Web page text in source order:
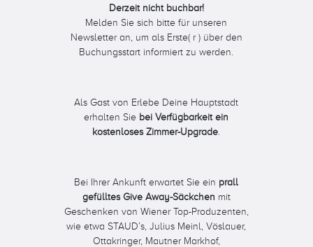
Derzeit nicht buchbar!
Melden Sie sich bitte für unseren
Newsletter an, um als Erste( r ) über den
Buchungsstart informiert zu werden.
Als Gast von Erlebe Deine Hauptstadt
erhalten Sie bei Verfügbarkeit ein
kostenloses Zimmer-Upgrade.
Bei Ihrer Ankunft erwartet Sie ein prall
gefülltes Give Away-Säckchen mit
Geschenken von Wiener Top-Produzenten,
wie etwa STAUD’s, Julius Meinl, Vöslauer,
Ottakringer, Mautner Markhof,